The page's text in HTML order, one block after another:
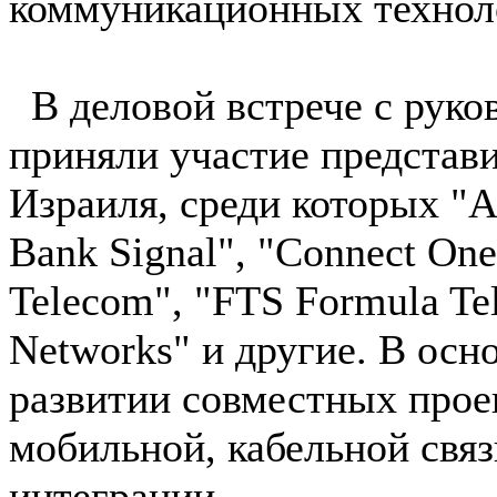
В деловой встрече с
приняли участие
Израиля, среди которых
Bank Signal", "Connect
Telecom", "FTS Formula
Networks" и другие. В
развитии совместных
мобильной, кабельной